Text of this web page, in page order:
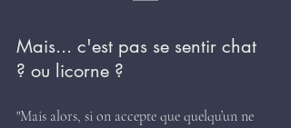
Mais... c'est pas se sentir chat
? ou licorne ?
"Mais alors, si on accepte que quelqu’un ne